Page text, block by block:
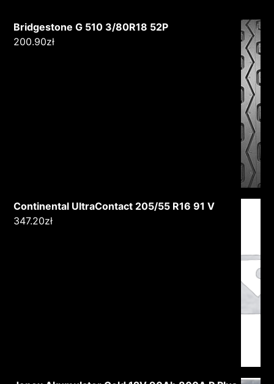
Bridgestone G 510 3/80R18 52P
200.90zł
Continental UltraContact 205/55 R16 91 V
347.20zł